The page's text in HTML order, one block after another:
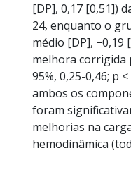
[DP], 0,17 [0,51])
24, enquanto o
médio [DP], −0,19
melhora corrigida
95%, 0,25-0,46; p
ambos os
foram
melhorias na
hemodinâmica